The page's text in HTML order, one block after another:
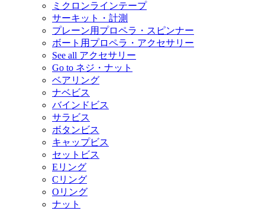
ミクロンラインテープ
サーキット・計測
プレーン用プロペラ・スピンナー
ボート用プロペラ・アクセサリー
See all アクセサリー
Go to ネジ・ナット
ベアリング
ナベビス
バインドビス
サラビス
ボタンビス
キャップビス
セットビス
Eリング
Cリング
Oリング
ナット